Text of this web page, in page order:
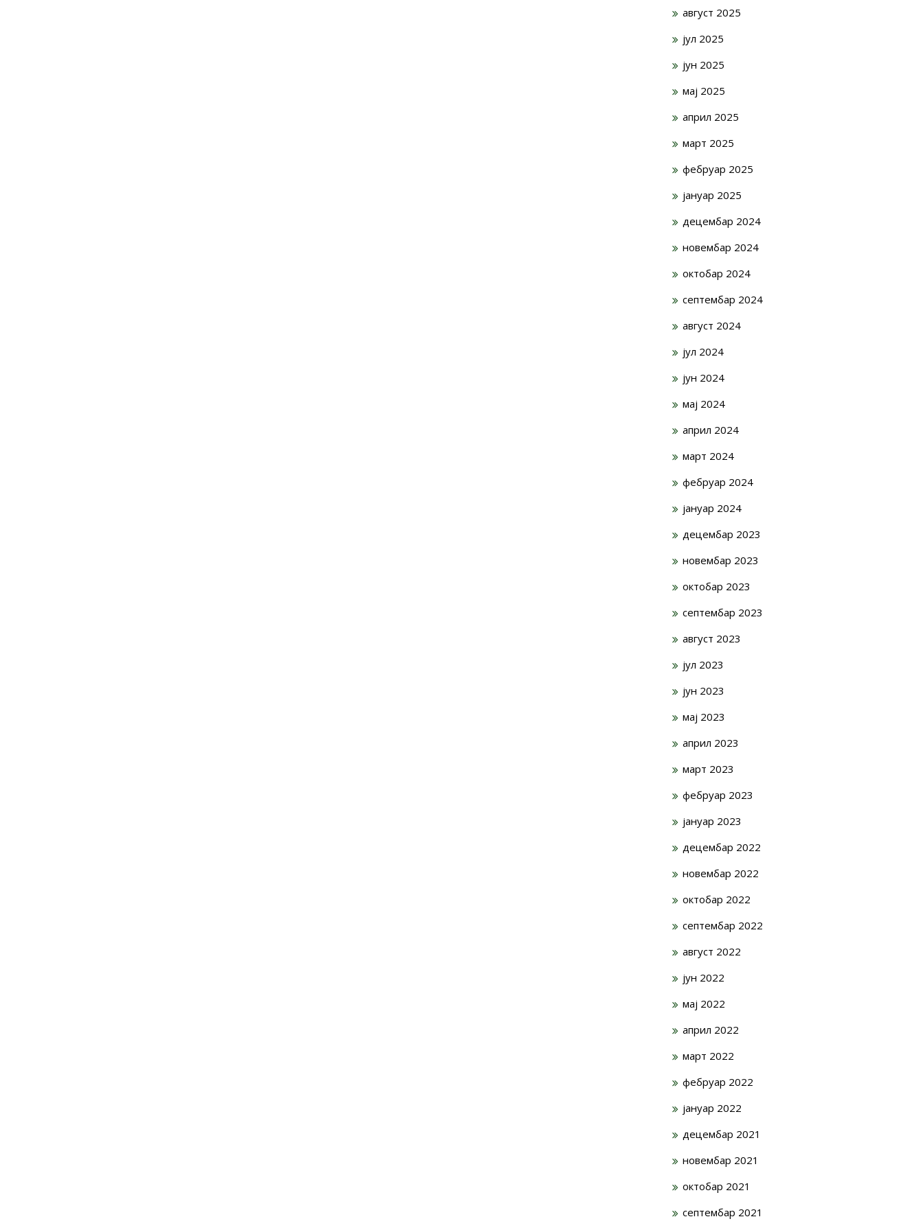
август 2025
јул 2025
јун 2025
мај 2025
април 2025
март 2025
фебруар 2025
јануар 2025
децембар 2024
новембар 2024
октобар 2024
септембар 2024
август 2024
јул 2024
јун 2024
мај 2024
април 2024
март 2024
фебруар 2024
јануар 2024
децембар 2023
новембар 2023
октобар 2023
септембар 2023
август 2023
јул 2023
јун 2023
мај 2023
април 2023
март 2023
фебруар 2023
јануар 2023
децембар 2022
новембар 2022
октобар 2022
септембар 2022
август 2022
јун 2022
мај 2022
април 2022
март 2022
фебруар 2022
јануар 2022
децембар 2021
новембар 2021
октобар 2021
септембар 2021